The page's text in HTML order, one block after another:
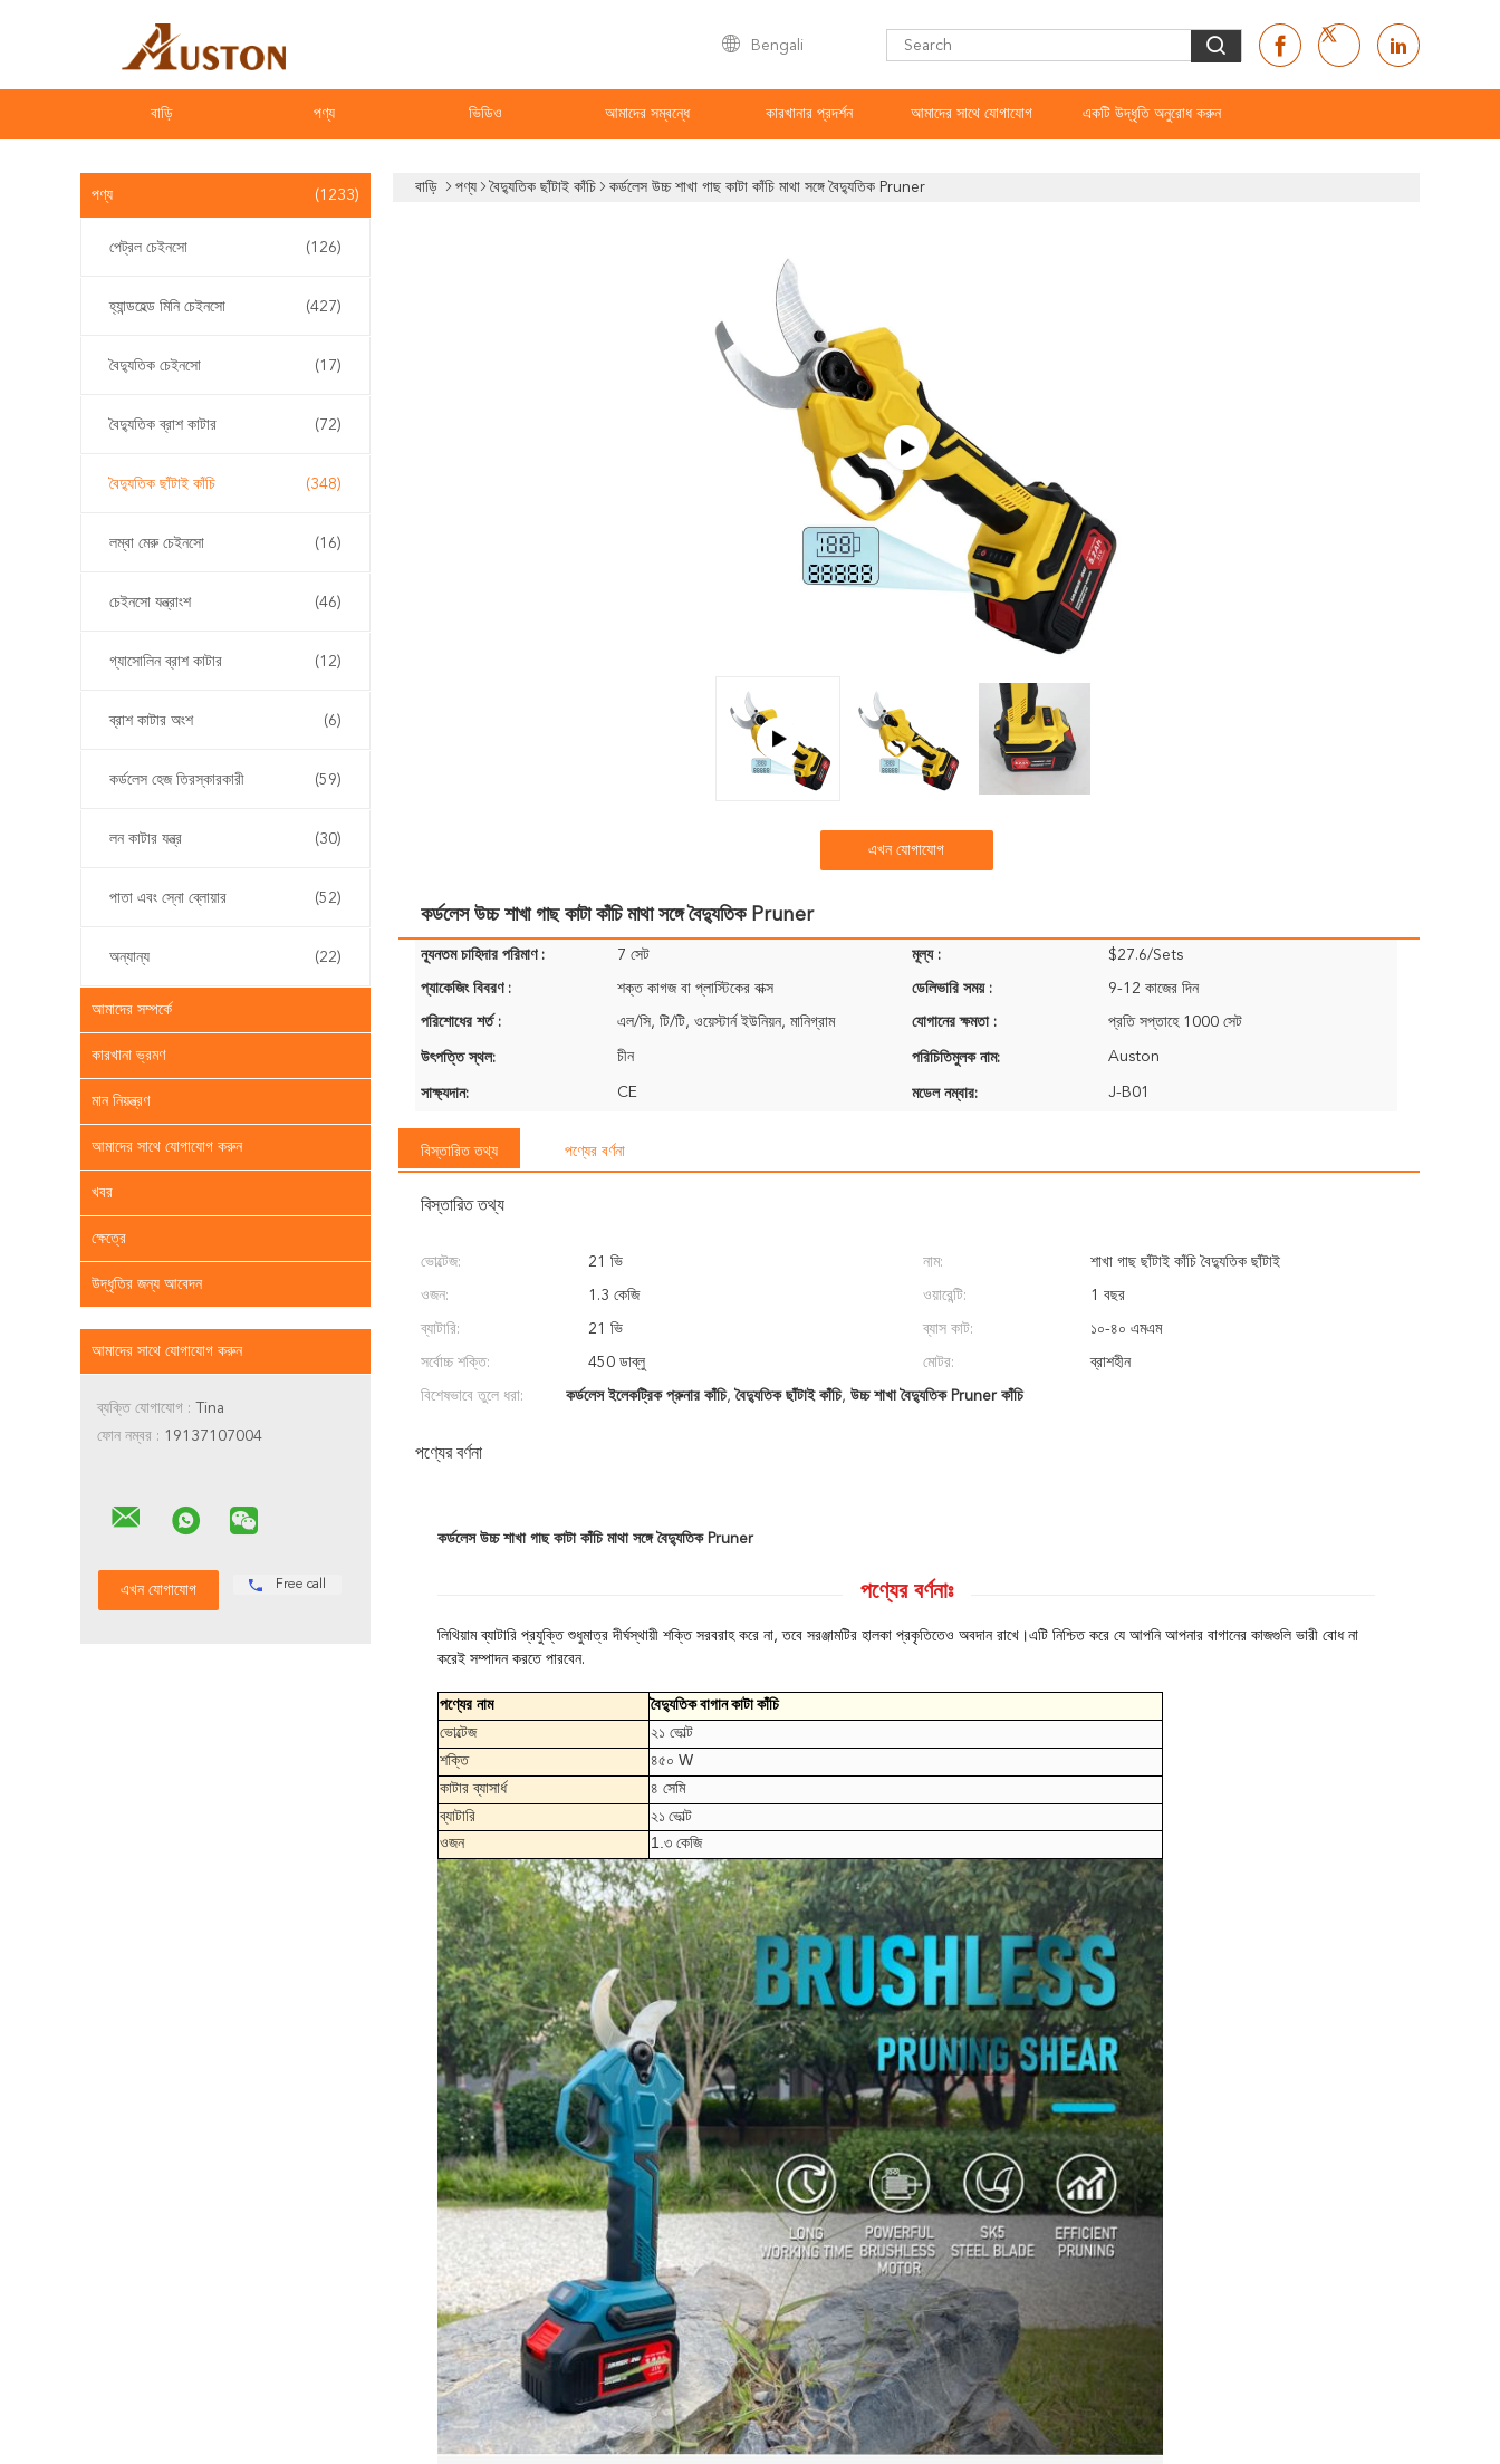
Bengali
বাড়ি পণ্য ভিডিও আমাদের সম্বন্ধে কারখানার প্রদর্শন আমাদের সাথে যোগাযোগ একটি উদ্ধৃতি অনুরোধ করুন
পণ্য (1233)
পেট্রল চেইনসো (126)
হ্যান্ডহেল্ড মিনি চেইনসো (427)
বৈদ্যুতিক চেইনসো (17)
বৈদ্যুতিক ব্রাশ কাটার (72)
বৈদ্যুতিক ছাঁটাই কাঁচি (348)
লম্বা মেরু চেইনসো (16)
চেইনসো যন্ত্রাংশ (46)
গ্যাসোলিন ব্রাশ কাটার (12)
ব্রাশ কাটার অংশ (6)
কর্ডলেস হেজ তিরস্কারকারী (59)
লন কাটার যন্ত্র (30)
পাতা এবং স্নো ব্লোয়ার (52)
অন্যান্য (22)
আমাদের সম্পর্কে
কারখানা ভ্রমণ
মান নিয়ন্ত্রণ
আমাদের সাথে যোগাযোগ করুন
খবর
ক্ষেত্রে
উদ্ধৃতির জন্য আবেদন
আমাদের সাথে যোগাযোগ করুন
ব্যক্তি যোগাযোগ : Tina
ফোন নম্বর : 19137107004
Free call
বাড়ি পণ্য বৈদ্যুতিক ছাঁটাই কাঁচি কর্ডলেস উচ্চ শাখা গাছ কাটা কাঁচি মাথা সঙ্গে বৈদ্যুতিক Pruner
এখন যোগাযোগ
কর্ডলেস উচ্চ শাখা গাছ কাটা কাঁচি মাথা সঙ্গে বৈদ্যুতিক Pruner
ন্যূনতম চাহিদার পরিমাণ : 7 সেট মূল্য : $27.6/Sets
প্যাকেজিং বিবরণ : শক্ত কাগজ বা প্লাস্টিকের বাক্স ডেলিভারি সময় : 9-12 কাজের দিন
পরিশোধের শর্ত : এল/সি, টি/টি, ওয়েস্টার্ন ইউনিয়ন, মানিগ্রাম যোগানের ক্ষমতা : প্রতি সপ্তাহে 1000 সেট
উৎপত্তি স্থল: চীন পরিচিতিমুলক নাম: Auston
সাক্ষ্যদান: CE মডেল নম্বার: J-B01
বিস্তারিত তথ্য পণ্যের বর্ণনা
বিস্তারিত তথ্য
ভোল্টেজ: 21 ভি নাম: শাখা গাছ ছাঁটাই কাঁচি বৈদ্যুতিক ছাঁটাই
ওজন: 1.3 কেজি ওয়ারেন্টি: 1 বছর
ব্যাটারি: 21 ভি ব্যাস কাট: ১০-৪০ এমএম
সর্বোচ্চ শক্তি: 450 ডাব্লু মোটর: ব্রাশহীন
বিশেষভাবে তুলে ধরা: কর্ডলেস ইলেকট্রিক প্রুনার কাঁচি, বৈদ্যুতিক ছাঁটাই কাঁচি, উচ্চ শাখা বৈদ্যুতিক Pruner কাঁচি
পণ্যের বর্ণনা
কর্ডলেস উচ্চ শাখা গাছ কাটা কাঁচি মাথা সঙ্গে বৈদ্যুতিক Pruner
পণ্যের বর্ণনাঃ
লিথিয়াম ব্যাটারি প্রযুক্তি শুধুমাত্র দীর্ঘস্থায়ী শক্তি সরবরাহ করে না, তবে সরঞ্জামটির হালকা প্রকৃতিতেও অবদান রাখে।এটি নিশ্চিত করে যে আপনি আপনার বাগানের কাজগুলি ভারী বোধ না
করেই সম্পাদন করতে পারবেন.
পণ্যের নাম
বৈদ্যুতিক বাগান কাটা কাঁচি
ভোল্টেজ
২১ ভোল্ট
শক্তি
৪৫০ W
কাটার ব্যাসার্ধ ৪ সেমি
ব্যাটারি
২১ ভোল্ট
ওজন
1.৩ কেজি